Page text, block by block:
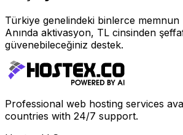
Türkiye genelindeki binlerce memnun
Anında aktivasyon, TL cinsinden
güvenebileceğiniz destek.
Professional web hosting services
countries with 24/7 support.